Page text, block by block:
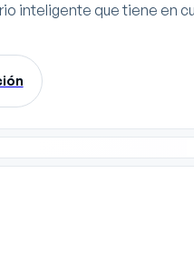
inteligente que tiene en